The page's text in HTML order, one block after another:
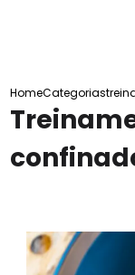
HomeCategorias